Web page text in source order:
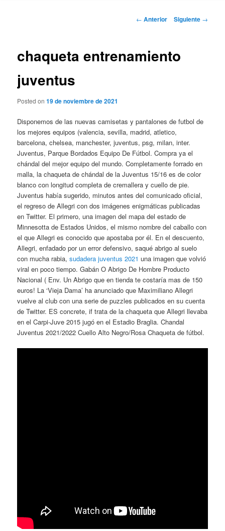
Navegación
← Anterior Siguiente →
chaqueta entrenamiento
juventus
Posted on19 de noviembre de 2021
Disponemos de las nuevas camisetas y pantalones de futbol de
los mejores equipos (valencia, sevilla, madrid, atletico,
barcelona, chelsea, manchester, juventus, psg, milan, inter.
Juventus, Parque Bordados Equipo De Fútbol. Compra ya el
chándal del mejor equipo del mundo. Completamente forrado en
malla, la chaqueta de chándal de la Juventus 15/16 es de color
blanco con longitud completa de cremallera y cuello de pie.
Juventus había sugerido, minutos antes del comunicado oficial,
el regreso de Allegri con dos imágenes enigmáticas publicadas
en Twitter. El primero, una imagen del mapa del estado de
Minnesotta de Estados Unidos, el mismo nombre del caballo con
el que Allegri es conocido que apostaba por él. En el descuento,
Allegri, enfadado por un error defensivo, saqué abrigo al suelo
con mucha rabia,sudadera juventus 2021 una imagen que volvió
viral en poco tiempo. Gabán O Abrigo De Hombre Producto
Nacional ( Env. Un Abrigo que en tienda te costaría mas de 150
euros! La ‘Vieja Dama’ ha anunciado que Maximiliano Allegri
vuelve al club con una serie de puzzles publicados en su cuenta
de Twitter. ES concrete, if trata de la chaqueta que Allegri llevaba
en el Carpi-Juve 2015 jugó en el Estadio Braglia. Chandal
Juventus 2021/2022 Cuello Alto Negro/Rosa Chaqueta de fútbol.